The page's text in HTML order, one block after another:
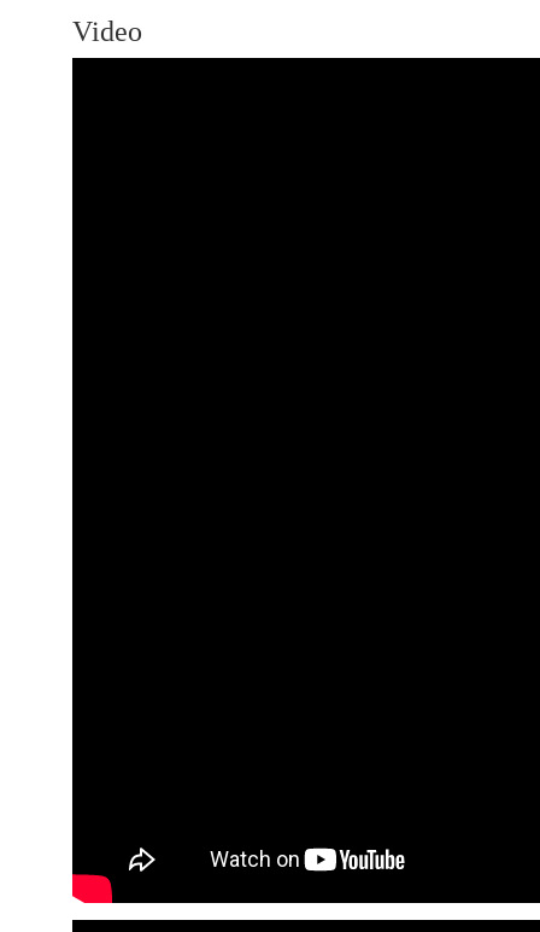
Video